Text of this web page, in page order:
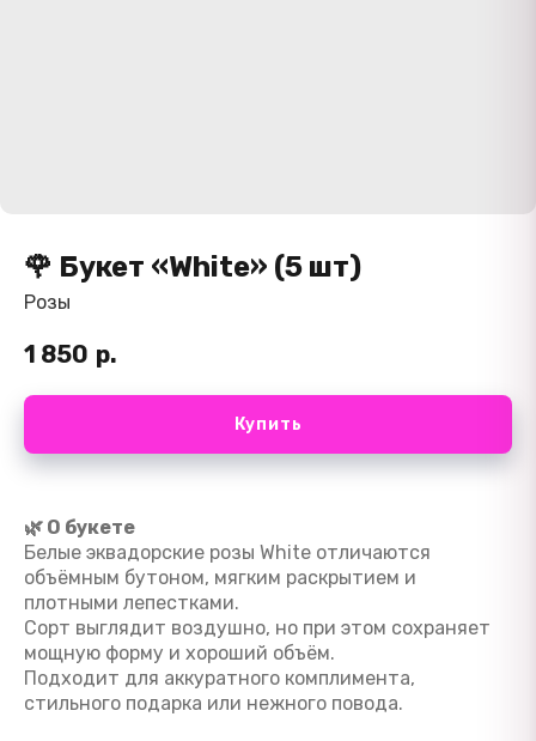
🌹 Букет «White» (5 шт)
Розы
1 850 р.
Купить
🌿 О букете
Белые эквадорские розы White отличаются
объёмным бутоном, мягким раскрытием и
плотными лепестками.
Сорт выглядит воздушно, но при этом сохраняет
мощную форму и хороший объём.
Подходит для аккуратного комплимента,
стильного подарка или нежного повода.